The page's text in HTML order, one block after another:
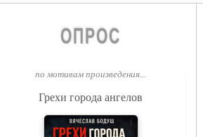
ОПРОС
по мотивам произведения...
Грехи города ангелов